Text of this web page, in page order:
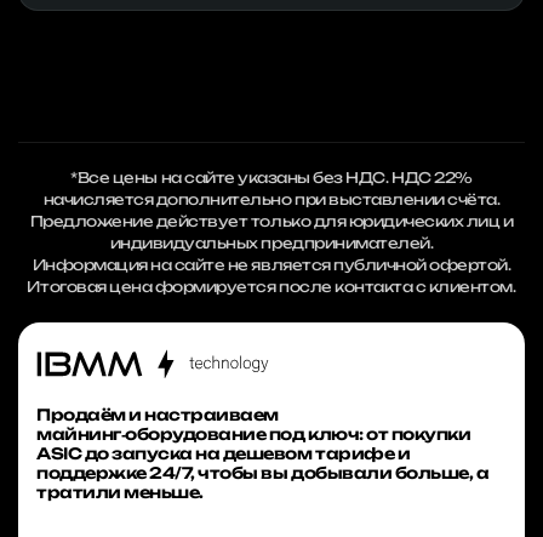
*Все цены на сайте указаны без НДС. НДС 22%
начисляется дополнительно при выставлении счёта.
Предложение действует только для юридических лиц и
индивидуальных предпринимателей.
Информация на сайте не является публичной офертой.
Итоговая цена формируется после контакта с клиентом.
Продаём и настраиваем
майнинг‑оборудование под ключ: от покупки
ASIC до запуска на дешевом тарифе и
поддержке 24/7, чтобы вы добывали больше, а
тратили меньше.